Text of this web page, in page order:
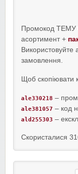
Промокод ТЕМУ
асортимент +
Використовуйте
замовлення.
Щоб скопіювати
ale330218 –
ale381057 – код
ald255303 –
Скористалися